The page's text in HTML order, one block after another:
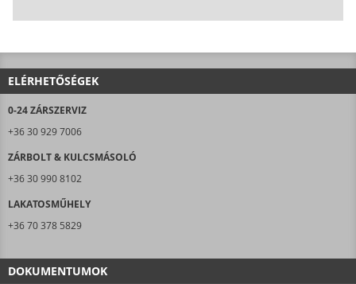
ELÉRHETŐSÉGEK
0-24 ZÁRSZERVIZ
+36 30 929 7006
ZÁRBOLT & KULCSMÁSOLÓ
+36 30 990 8102
LAKATOSMŰHELY
+36 70 378 5829
DOKUMENTUMOK